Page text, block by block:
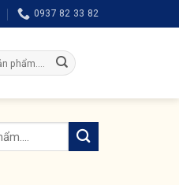
0937 82 33 82